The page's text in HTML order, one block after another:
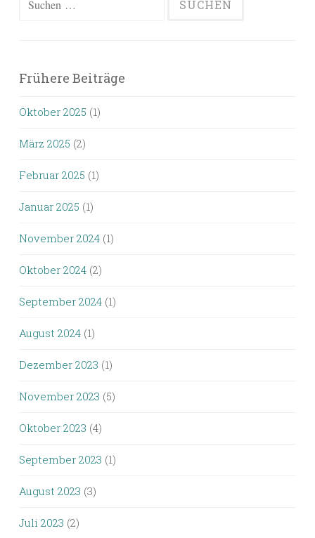
Frühere Beiträge
Oktober 2025 (1)
März 2025 (2)
Februar 2025 (1)
Januar 2025 (1)
November 2024 (1)
Oktober 2024 (2)
September 2024 (1)
August 2024 (1)
Dezember 2023 (1)
November 2023 (5)
Oktober 2023 (4)
September 2023 (1)
August 2023 (3)
Juli 2023 (2)